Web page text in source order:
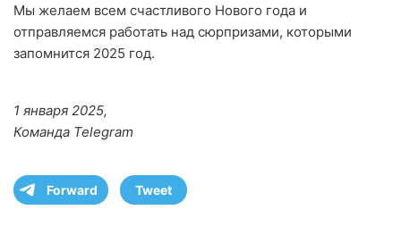
Мы желаем всем счастливого Нового года и
отправляемся работать над сюрпризами, которыми
запомнится 2025 год.
1 января 2025,
Команда Telegram
Forward Tweet